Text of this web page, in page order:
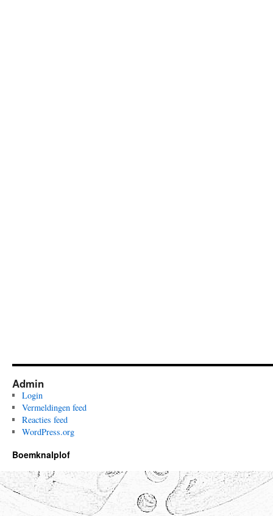
Admin
Login
Vermeldingen feed
Reacties feed
WordPress.org
Boemknalplof